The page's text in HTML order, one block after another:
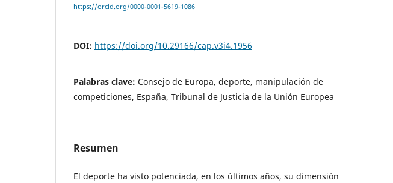
https://orcid.org/0000-0001-5619-1086
DOI: https://doi.org/10.29166/cap.v3i4.1956
Palabras clave: Consejo de Europa, deporte, manipulación de
competiciones, España, Tribunal de Justicia de la Unión Europea
Resumen
El deporte ha visto potenciada, en los últimos años, su dimensión